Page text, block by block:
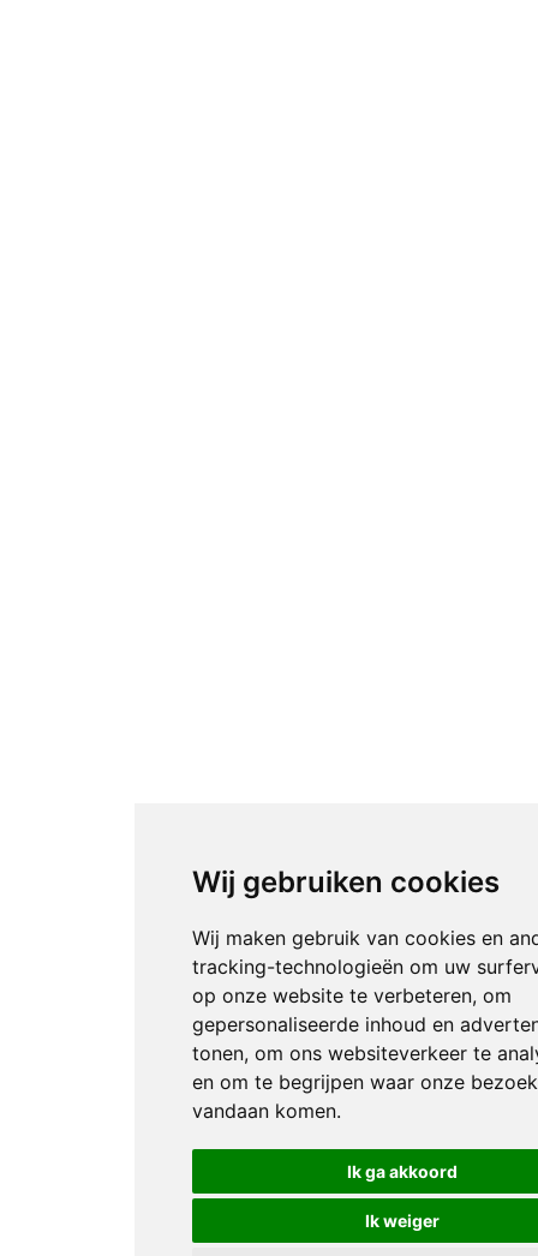
Wij gebruiken cookies
Wij maken gebruik van cookies en
tracking-technologieën om uw
op onze website te verbeteren, om
gepersonaliseerde inhoud en
tonen, om ons websiteverkeer te
en om te begrijpen waar onze
vandaan komen.
Ik ga akkoord
Ik weiger